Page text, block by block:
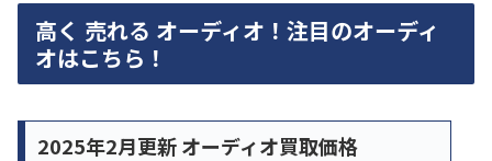
高く 売れる オーディオ！注目のオーディ
オはこちら！
2025年2月更新 オーディオ買取価格